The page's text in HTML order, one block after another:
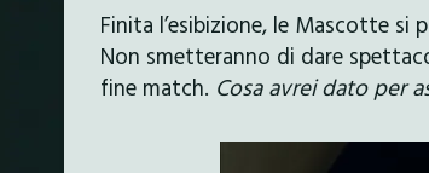
Finita l’esibizione, le Mascotte
Non smetteranno di dare
fine match. Cosa avrei dato per